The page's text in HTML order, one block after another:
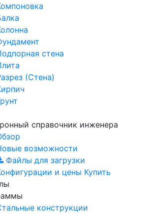
стена
(Стена)
справочник инженера
возможности
Файлы для загрузки
и цены Купить
конструкции